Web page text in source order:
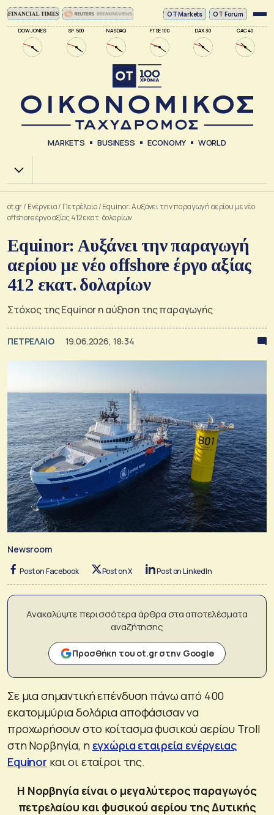
DOW JONES SP 500 NASDAQ FTSE 100 DAX 30 CAC 40
ΟΤ Markets OT Forum
MARKETS BUSINESS ECONOMY WORLD
Χ.Α.
ot.gr/ Ενέργεια/ Πετρέλαιο/Equinor: Aυξάνει την παραγωγή αερίου με νέο
offshore έργο αξίας 412 εκατ. δολαρίων
Equinor: Aυξάνει την παραγωγή
αερίου με νέο offshore έργο αξίας
412 εκατ. δολαρίων
Στόχος της Equinor η αύξηση της παραγωγής
ΠΕΤΡΕΛΑΙΟ 19.06.2026, 18:34
Newsroom
Post on Facebook Post on X Post on LinkedIn
Ανακαλύψτε περισσότερα άρθρα στα αποτελέσματα
αναζήτησης
Προσθήκη του ot.gr στην Google
Σε μια σημαντική επένδυση πάνω από 400
εκατομμύρια δολάρια αποφάσισαν να
προχωρήσουν στο κοίτασμα φυσικού αερίου Troll
στη Νορβηγία, η εγχώρια εταιρεία ενέργειας
Equinor και οι εταίροι της.
Η Νορβηγία είναι ο μεγαλύτερος παραγωγός
πετρελαίου και φυσικού αερίου της Δυτικής